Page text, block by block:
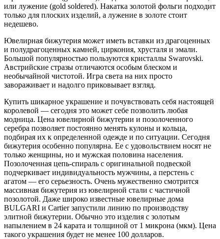
или лужение (gold soldered). Накатка золотой фольги подходит
только для плоских изделий, а лужение в золоте стоит
недешево.
Ювелирная бижутерия может иметь вставки из драгоценных
и полудрагоценных камней, циркония, хрусталя и эмали.
Большой популярностью пользуются кристаллы Swarovski.
Австрийские стразы отличаются особым блеском и
необычайной чистотой. Игра света на них просто
завораживает и надолго приковывает взгляд.
Купить шикарное украшение и почувствовать себя настоящей
королевой — сегодня это может себе позволить любая
модница. Цена ювелирной бижутерии и позолоченного
серебра позволяет постоянно менять кулоны и кольца,
подбирая их к определенной одежде и по ситуации. Сегодня
бижутерия особенно популярна. Ее с удовольствием носят не
только женщины, но и мужская половина населения.
Позолоченная цепь-спираль с оригинальной подвеской
подчеркивает индивидуальность мужчины, а перстень с
агатом — его серьезность. Очень мужественно смотрится
массивная бижутерия из ювелирной стали с частичной
позолотой. Даже широко известные ювелирные дома
BULGARI и Cartier запустили линию по производству
элитной бижутерии. Обычно это изделия с золотым
напылением в 24 карата и толщиной от 1 микрона (мкм). Цена
такого украшения будет не менее 100 долларов.